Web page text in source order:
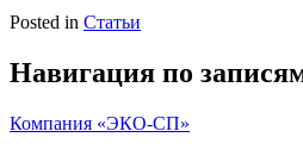
Posted in Статьи
Навигация по
Компания «ЭКО-СП»